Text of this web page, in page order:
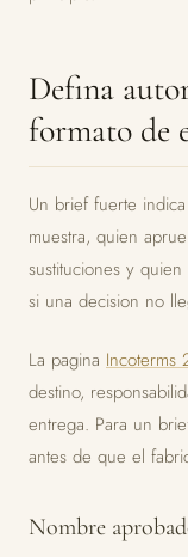
Defina
formato de
Un brief fuerte
muestra, quien
sustituciones y
si una decision no
La pagina Incoterms
destino,
entrega. Para un
antes de que el
Nombre